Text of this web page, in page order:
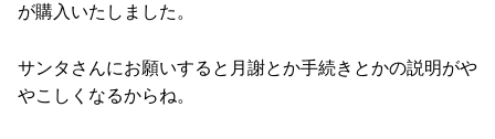
が購入いたしました。
サンタさんにお願いすると月謝とか手続きとかの説明がや
やこしくなるからね。